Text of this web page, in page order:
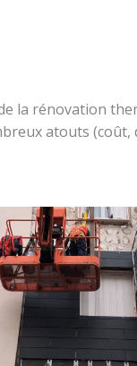
la rénovation
atouts (coût,